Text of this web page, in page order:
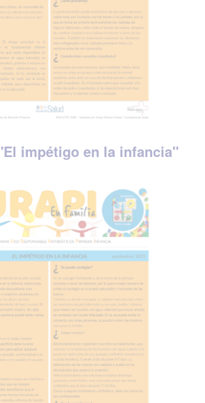
El impétigo en la infancia"